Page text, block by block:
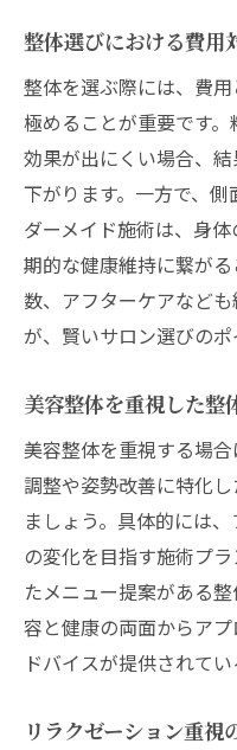
整体選びにおける費用
整体を選ぶ際には、費
極めることが重要です
効果が出にくい場合、
下がります。一方で、
ダーメイド施術は、身
期的な健康維持に繋が
数、アフターケアなど
が、賢いサロン選びのポ
美容整体を重視した整
美容整体を重視する場
調整や姿勢改善に特化
ましょう。具体的には
の変化を目指す施術プ
たメニュー提案がある
容と健康の両面からア
ドバイスが提供されて
リラクゼーション重視